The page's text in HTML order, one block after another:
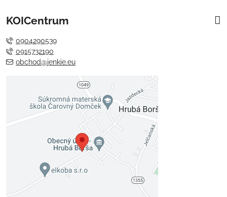
KOICentrum
0904290539
0915732190
obchod@jenkie.eu
Externý obsah je blokovaný
Voľbami súkromia
Prajete si načítať externý obsah?
Povoliť tentokrát
Povoliť a zapamätať - súhlas s